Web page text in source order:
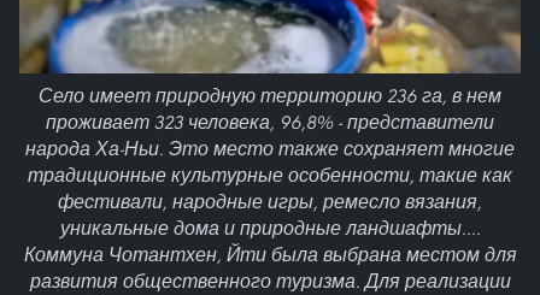
Село имеет природную территорию 236 га, в нем
проживает 323 человека, 96,8% - представители
народа Ха-Ньи. Это место также сохраняет многие
традиционные культурные особенности, такие как
фестивали, народные игры, ремесло вязания,
уникальные дома и природные ландшафты....
Коммуна Чотантхен, Йти была выбрана местом для
развития общественного туризма. Для реализации